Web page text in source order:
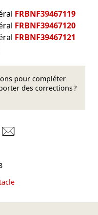
FRBNF39467119
FRBNF39467120
FRBNF39467121
pour compléter
des corrections ?
LinkedIn
sur Mastodon
sur Bluesky
Partager sur Facebook